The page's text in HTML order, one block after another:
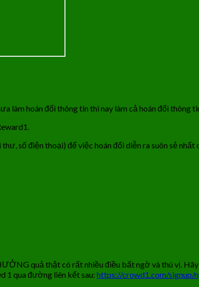
hoán đổi thông tin thì nay làm cả hoán đổi thông
số điện thoại) để việc hoán đổi diễn ra suôn sẻ nhất
quả thật có rất nhiều điều bất ngờ và thú vị.
1 qua đường liên kết sau: https://crowd1.com/signup/